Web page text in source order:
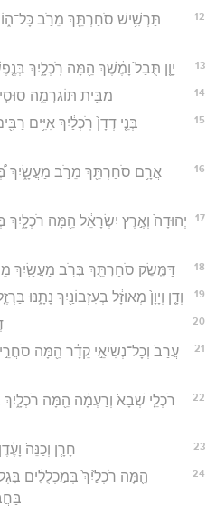
12
תַּרְשִׁ֥ישׁ סֹחַרְתֵּ֖ךְ מֵרֹ֣ב
13 יָוָ֤ן תֻּבַל֙ וָמֶ֔שֶׁךְ הֵ֖מָּה רֹֽכְלָ֑יִךְ
14 מִבֵּ֖ית תּוֹגַרְמָ֑ה
15
בְּנֵ֤י דְדָן֙ רֹֽכְלַ֔יִךְ אִיִּ֥ים
16
אֲרָ֥ם סֹחַרְתֵּ֖ךְ מֵרֹ֣ב מַעֲשָׂ֑יִךְ
17
יְהוּדָה֙ וְאֶ֣רֶץ יִשְׂרָאֵ֔ל הֵ֖מָּה רֹכְלָ֑יִךְ
18 דַּמֶּ֧שֶׂק סֹחַרְתֵּ֛ךְ בְּרֹ֥ב מַעֲשַׂ֖יִךְ מֵרֹ֣ב
19 וְדָ֤ן וְיָוָן֙ מְאוּזָּ֔ל בְּעִזְבוֹנַ֖יִךְ נָתָ֑נּוּ
20
21
עֲרַב֙ וְכָל־נְשִׂיאֵ֣י קֵדָ֔ר הֵ֖מָּה
22
רֹכְלֵ֤י שְׁבָא֙ וְרַעְמָ֔ה הֵ֖מָּה
23 חָרָ֤ן וְכַנֵּה֙
24
הֵ֤מָּה רֹכְלַ֙יִךְ֙ בְּמַכְלֻלִ֔ים